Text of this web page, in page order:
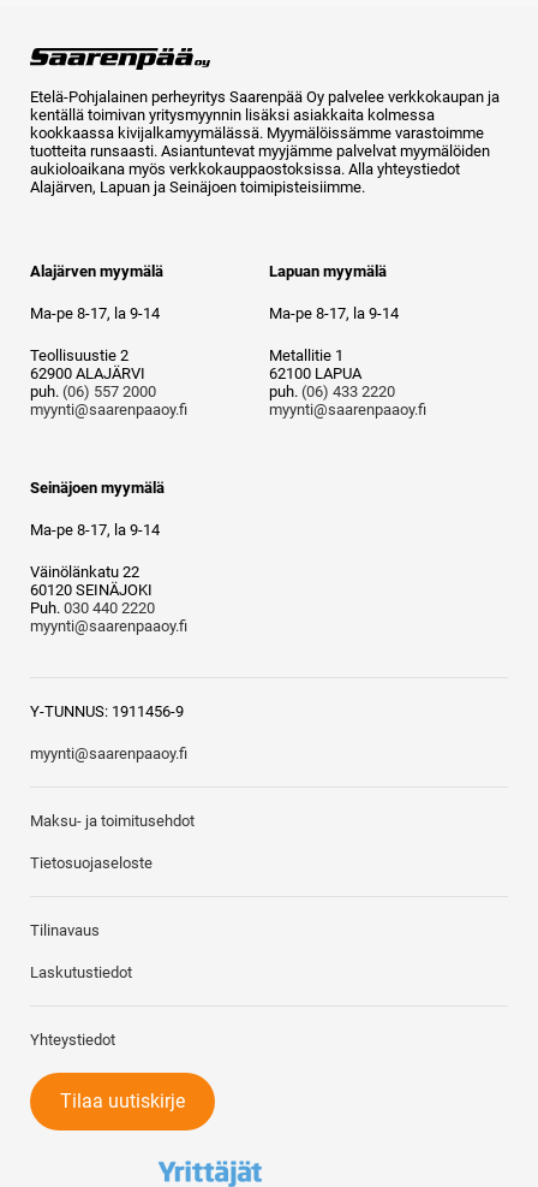
Etelä-Pohjalainen perheyritys Saarenpää Oy palvelee verkkokaupan ja
kentällä toimivan yritysmyynnin lisäksi asiakkaita kolmessa
kookkaassa kivijalkamyymälässä. Myymälöissämme varastoimme
tuotteita runsaasti. Asiantuntevat myyjämme palvelvat myymälöiden
aukioloaikana myös verkkokauppaostoksissa. Alla yhteystiedot
Alajärven, Lapuan ja Seinäjoen toimipisteisiimme.
Alajärven myymälä
Ma-pe 8-17, la 9-14
Teollisuustie 2
62900 ALAJÄRVI
puh. (06) 557 2000
myynti@saarenpaaoy.fi
Lapuan myymälä
Ma-pe 8-17, la 9-14
Metallitie 1
62100 LAPUA
puh. (06) 433 2220
myynti@saarenpaaoy.fi
Seinäjoen myymälä
Ma-pe 8-17, la 9-14
Väinölänkatu 22
60120 SEINÄJOKI
Puh. 030 440 2220
myynti@saarenpaaoy.fi
Y-TUNNUS: 1911456-9
myynti@saarenpaaoy.fi
Maksu- ja toimitusehdot
Tietosuojaseloste
Tilinavaus
Laskutustiedot
Yhteystiedot
Tilaa uutiskirje